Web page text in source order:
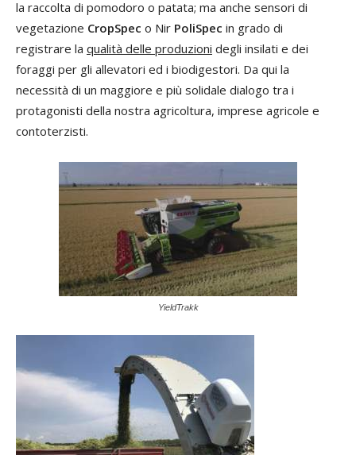
la raccolta di pomodoro o patata; ma anche sensori di
vegetazione CropSpec o Nir PoliSpec in grado di
registrare la qualità delle produzioni degli insilati e dei
foraggi per gli allevatori ed i biodigestori. Da qui la
necessità di un maggiore e più solidale dialogo tra i
protagonisti della nostra agricoltura, imprese agricole e
contoterzisti.
YieldTrakk